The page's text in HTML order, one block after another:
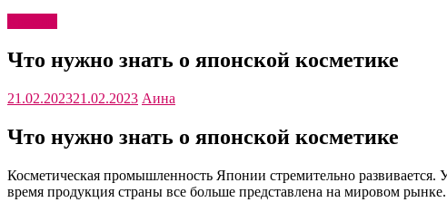
Что нужно знать о японской косметике
21.02.202321.02.2023 Аина
Что нужно знать о японской косметике
Косметическая промышленность Японии стремительно
время продукция страны все больше представлена на мировом рынке.